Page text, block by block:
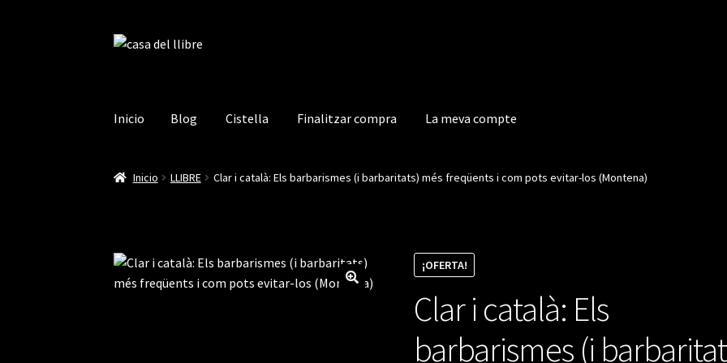
Ir
Ir
Inicio Blog Cistella Finalitzar compra La meva compte
Inicio Blog CistellaFinalitzar compra La meva compte
Inicio LLIBRE Clar i català: Els barbarismes (i barbaritats) més freqüents i com pots evitar-los (Montena)
¡OFERTA!
Clar i català: Els
barbarismes (i